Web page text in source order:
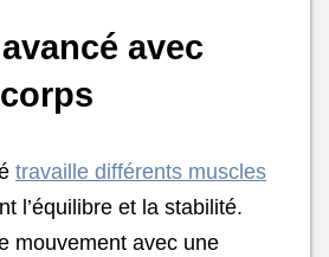
avec
travaille différents muscles
l’équilibre et la stabilité.
mouvement avec une